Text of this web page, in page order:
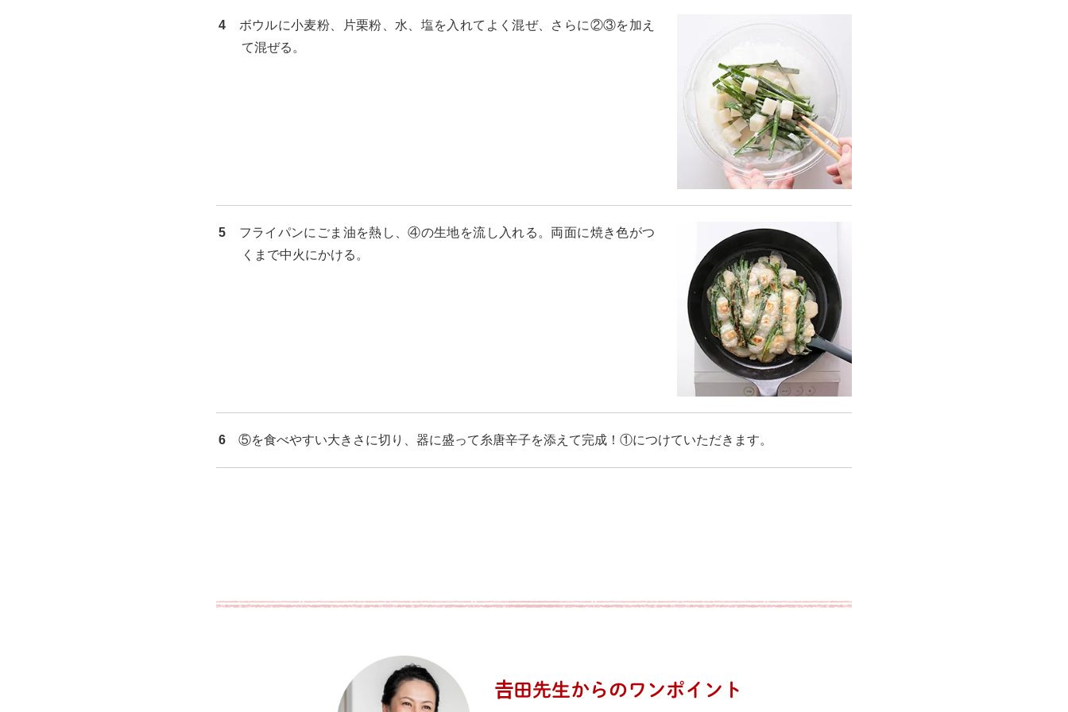
4
ボウルに小麦粉、片栗粉、水、塩を入れてよく混ぜ、さらに②③を加え
て混ぜる。
5
フライパンにごま油を熱し、④の生地を流し入れる。両面に焼き色がつ
くまで中火にかける。
6 ⑤を食べやすい大きさに切り、器に盛って糸唐辛子を添えて完成！①につけていただきます。
𠮷田先生からのワンポイント